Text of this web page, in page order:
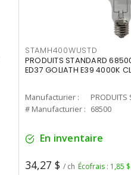
STAMH400WUSTD
PRODUITS STANDARD
ED37 GOLIATH E39 4000K
Manufacturier :
PRODUITS
# Manufacturier : 68500
En inventaire
34,27 $ / ch Écofrais : 1,85 $